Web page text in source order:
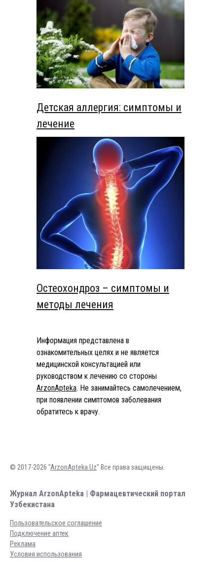
Детская аллергия: симптомы и
лечение
Остеохондроз – симптомы и
методы лечения
Информация представлена в
ознакомительных целях и не является
медицинской консультацией или
руководством к лечению со стороны
ArzonApteka. Не занимайтесь самолечением,
при появлении симптомов заболевания
обратитесь к врачу.
© 2017-2026 "ArzonApteka.Uz" Все права защищены.
Журнал ArzonApteka | Фармацевтический портал
Узбекистана
Пользовательское соглашение
Подключение аптек
Реклама
Условия использования